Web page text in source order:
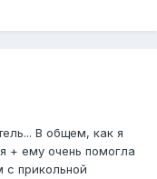
В общем, как я
+ ему очень помогла
с прикольной